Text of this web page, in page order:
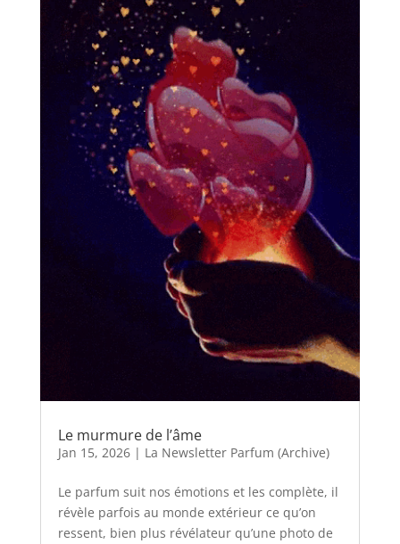
Le murmure de l’âme
Jan 15, 2026| La Newsletter Parfum (Archive)
Le parfum suit nos émotions et les complète, il
révèle parfois au monde extérieur ce qu’on
ressent, bien plus révélateur qu’une photo de